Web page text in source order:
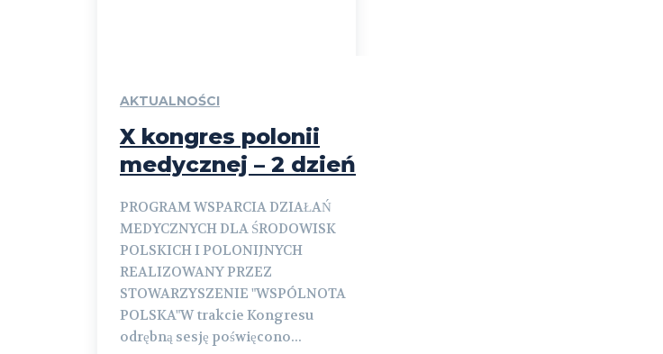
AKTUALNOŚCI
X kongres polonii
medycznej – 2 dzień
PROGRAM WSPARCIA DZIAŁAŃ
MEDYCZNYCH DLA ŚRODOWISK
POLSKICH I POLONIJNYCH
REALIZOWANY PRZEZ
STOWARZYSZENIE "WSPÓLNOTA
POLSKA"W trakcie Kongresu
odrębną sesję poświęcono...